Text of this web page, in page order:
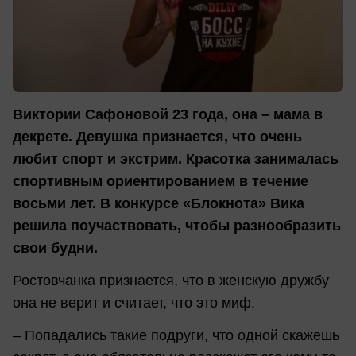
Виктории Сафоновой 23 года, она – мама в
декрете. Девушка признается, что очень
любит спорт и экстрим. Красотка занималась
спортивным ориентированием в течение
восьми лет. В конкурсе «Блокнота» Вика
решила поучаствовать, чтобы разнообразить
свои будни.
Ростовчанка признается, что в женскую дружбу
она не верит и считает, что это миф.
– Попадались такие подруги, что одной скажешь